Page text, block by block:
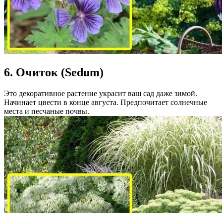
6. Очиток (Sedum)
Это декоративное растение украсит ваш сад даже зимой.
Начинает цвести в конце августа. Предпочитает солнечные
места и песчаные почвы.